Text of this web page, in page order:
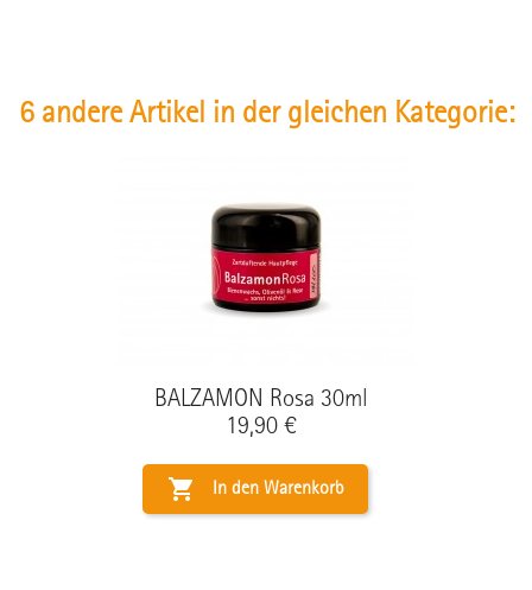
6 andere Artikel in der gleichen Kategorie:
BALZAMON Rosa 30ml
Preis
19,90 €
 In den Warenkorb